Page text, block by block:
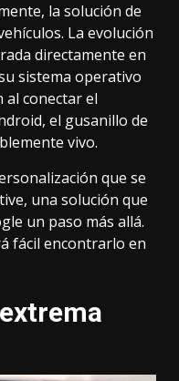
la solución de
La evolución
directamente en
sistema operativo
al conectar el
el gusanillo de
vivo.
que se
una solución que
un paso más allá.
fácil encontrarlo en